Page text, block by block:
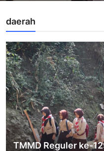
daerah
TMMD Reguler ke-